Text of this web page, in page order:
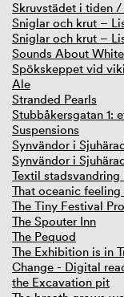
Skruvstädet i tiden
Sniglar och krut –
Sniglar och krut –
Sounds About
Spökskeppet vid
Ale
Stranded Pearls
Stubbåkersgatan 1:
Suspensions
Synvändor i
Synvändor i
Textil stadsvandring
That oceanic
The Tiny Festival
The Spouter Inn
The Pequod
The Exhibition is in
Change - Digital
the Excavation pit